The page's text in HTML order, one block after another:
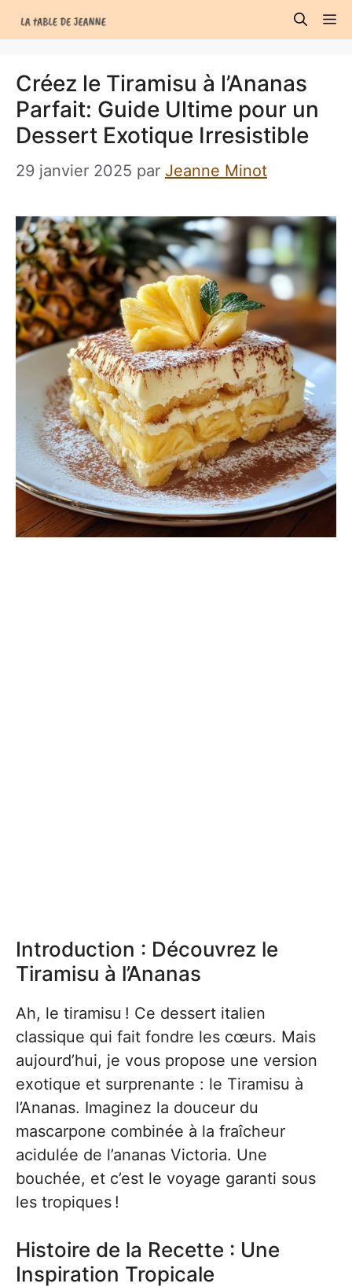
au
Créez le Tiramisu à l’Ananas
Parfait: Guide Ultime pour un
Dessert Exotique Irresistible
29 janvier 2025 par Jeanne Minot
Introduction : Découvrez le
Tiramisu à l’Ananas
Ah, le tiramisu ! Ce dessert italien
classique qui fait fondre les cœurs. Mais
aujourd’hui, je vous propose une version
exotique et surprenante : le Tiramisu à
l’Ananas. Imaginez la douceur du
mascarpone combinée à la fraîcheur
acidulée de l’ananas Victoria. Une
bouchée, et c’est le voyage garanti sous
les tropiques !
Histoire de la Recette : Une
Inspiration Tropicale